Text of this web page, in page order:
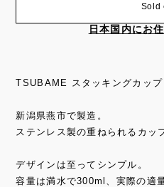
Sold
日本国内にお
TSUBAME スタッキングカッ
新潟県燕市で製造。
ステンレス製の重ねられるカッ
デザインは至ってシンプル。
容量は満水で300ml、実際の適